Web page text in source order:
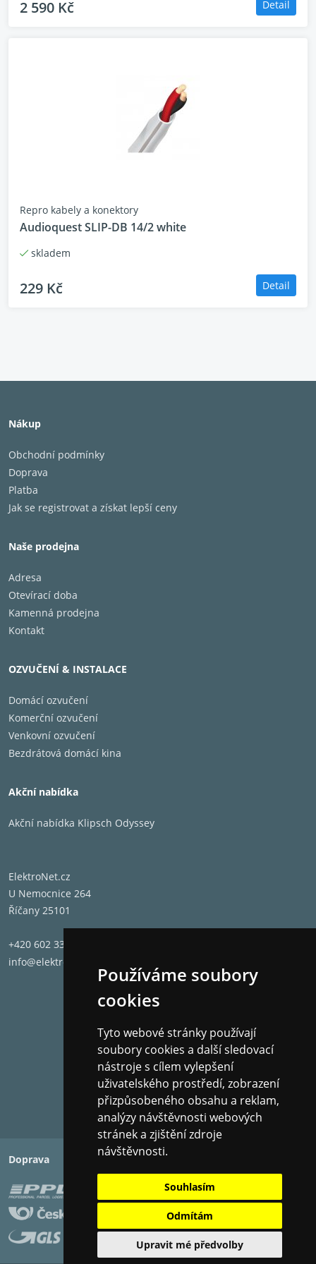
Používáme soubory
cookies
Tyto webové stránky používají
soubory cookies a další sledovací
nástroje s cílem vylepšení
uživatelského prostředí, zobrazení
přizpůsobeného obsahu a reklam,
analýzy návštěvnosti webových
stránek a zjištění zdroje
návštěvnosti.
Souhlasím
Odmítám
Upravit mé předvolby
Typ
3-pásmová sloupová
25 mm C-CAM gold dome
8 Ohm
BI-wiring
80 - 200 W
Rozměry
Hmotnost
22.8 kg
2 590 Kč Detail
Repro kabely a konektory
Audioquest SLIP-DB 14/2 white
skladem
229 Kč Detail
Nákup
Obchodní podmínky
Doprava
Platba
Jak se registrovat a získat lepší ceny
Naše prodejna
Adresa
Otevírací doba
Kamenná prodejna
Kontakt
OZVUČENÍ & INSTALACE
Domácí ozvučení
Komerční ozvučení
Venkovní ozvučení
Bezdrátová domácí kina
Akční nabídka
Akční nabídka Klipsch Odyssey
ElektroNet.cz
U Nemocnice 264
Říčany 25101
+420 602 331 662
info@elektronet.cz
Doprava Platba